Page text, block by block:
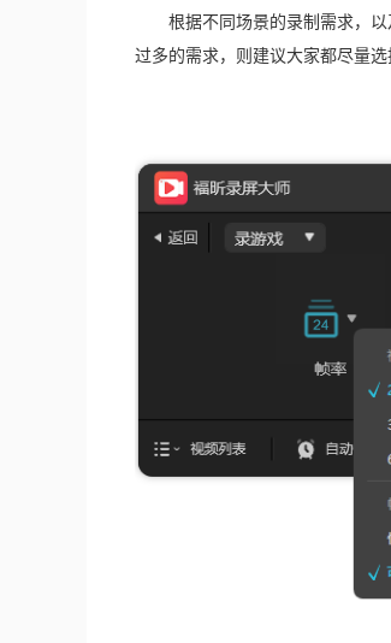
根据不同场景的录制需求，以
过多的需求，则建议大家都尽量